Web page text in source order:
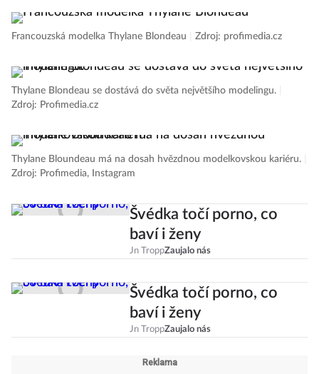
Francouzská modelka Thylane Blondeau Zdroj: profimedia.cz
Thylane Blondeau se dostává do světa největšího modelingu.
Zdroj: Profimedia.cz
Thylane Bloundeau má na dosah hvězdnou modelkovskou kariéru.
Zdroj: Profimedia, Instagram
Švédka točí porno, co
baví i ženy
Jn TroppZaujalo nás
Švédka točí porno, co
baví i ženy
Jn TroppZaujalo nás